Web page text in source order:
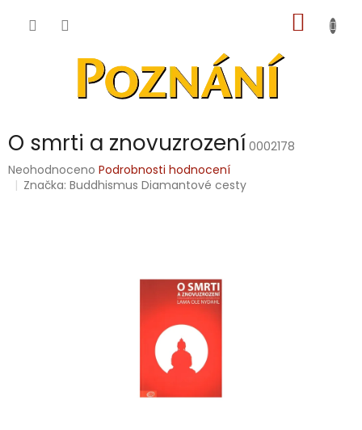
KOŠÍK
O smrti a znovuzrození 0002178
Průměrné
hodnocení
Neohodnoceno Podrobnosti hodnocení
Značka:Buddhismus Diamantové cesty